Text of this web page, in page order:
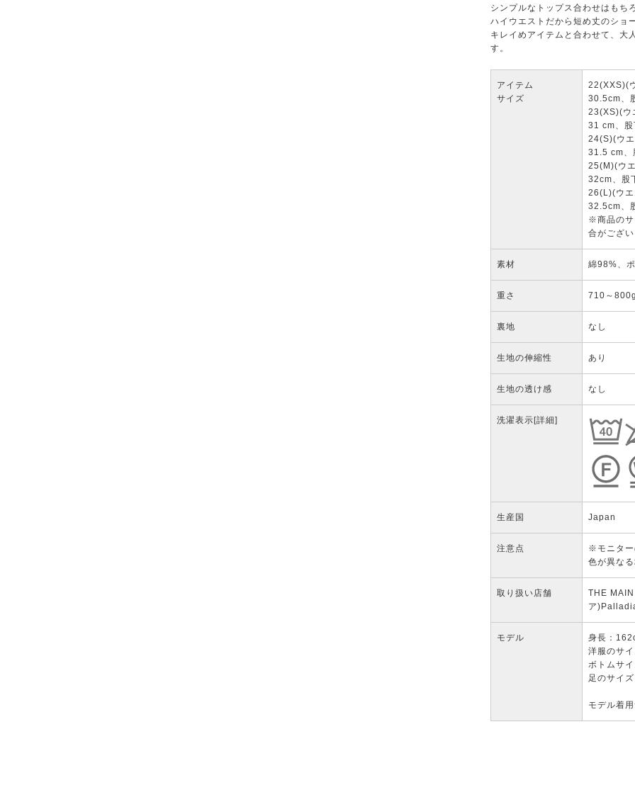
シンプルなトップス合わせはもち
ハイウエストだから短め丈のショ
キレイめアイテムと合わせて、大
す。
アイテム
サイズ
22(XXS)(
30.5cm、
23(XS)(ウ
31 cm、
24(S)(ウ
31.5 cm、
25(M)(ウ
32cm、股
26(L)(ウ
32.5cm、
※商品のサ
合がござい
素材 綿98%、
重さ 710～800g
裏地 なし
生地の伸縮性 あり
生地の透け感 なし
洗濯表示 [詳細]
生産国 Japan
注意点
※モニター
色が異なる
取り扱い店舗
THE MAIN
ア)
モデル
身長：
洋服のサ
ボトムサ
足のサイ
モデル着